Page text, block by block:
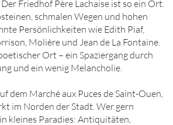
Friedhof Père Lachaise ist so ein Ort.
schmalen Wegen und hohen
Persönlichkeiten wie Edith Piaf,
Molière und Jean de La Fontaine.
Ort – ein Spaziergang durch
und ein wenig Melancholie.
dem Marché aux Puces de Saint-Ouen,
im Norden der Stadt. Wer gern
kleines Paradies: Antiquitäten,